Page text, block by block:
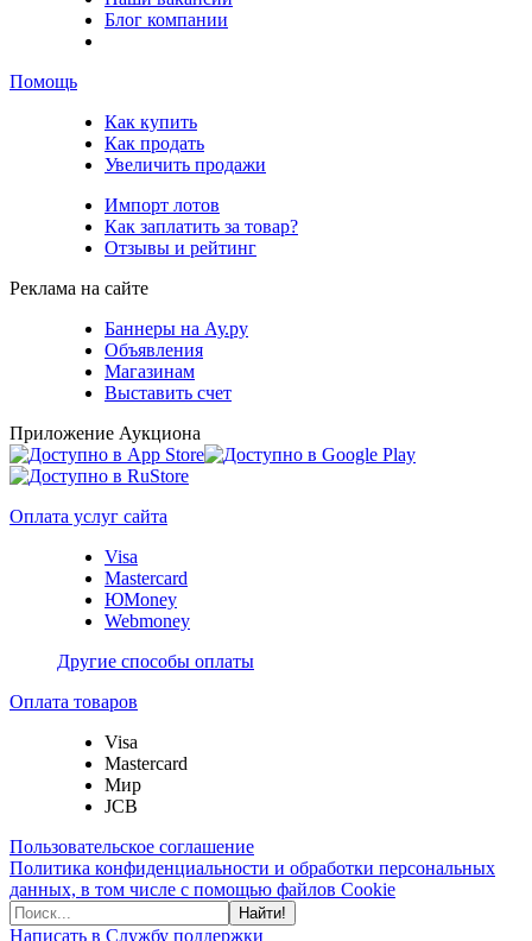
Блог компании
Помощь
Как купить
Как продать
Увеличить продажи
Импорт лотов
Как заплатить за товар?
Отзывы и рейтинг
Реклама на сайте
Баннеры на Ау.ру
Объявления
Магазинам
Выставить счет
Приложение Аукциона
Оплата услуг сайта
Visa
Mastercard
ЮMoney
Webmoney
Другие способы оплаты
Оплата товаров
Visa
Mastercard
Мир
JCB
Пользовательское соглашение
Политика конфиденциальности и обработки персональных
данных, в том числе с помощью файлов Cookie
Найти!
Написать в Службу поддержки